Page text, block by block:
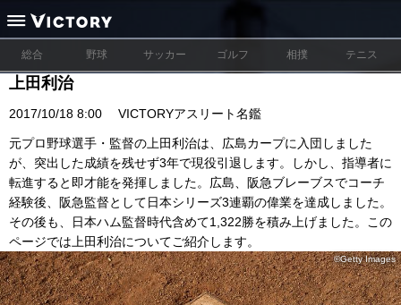
総合 野球 サッカー ゴルフ 相撲 テニス
上田利治
2017/10/18 8:00 VICTORYアスリート名鑑
元プロ野球選手・監督の上田利治は、広島カープに入団しました
が、突出した成績を残せず3年で現役引退します。しかし、指導者に
転進すると即才能を発揮しました。広島、阪急ブレーブスでコーチ
経験後、阪急監督として日本シリーズ3連覇の偉業を達成しました。
その後も、日本ハム監督時代含めて1,322勝を積み上げました。この
ページでは上田利治についてご紹介します。
©Getty Images